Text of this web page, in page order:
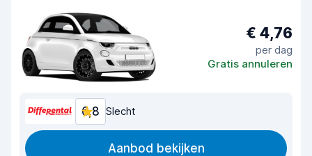
€ 4,76
per dag
Gratis annuleren
6,8 Slecht
Aanbod bekijken